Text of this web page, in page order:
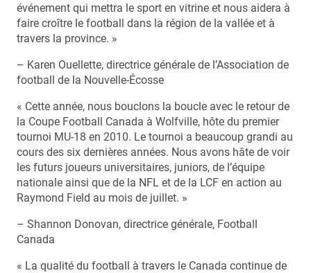
événement qui mettra le sport en vitrine et nous aidera à
faire croître le football dans la région de la vallée et à
travers la province. »
– Karen Ouellette, directrice générale de l’Association de
football de la Nouvelle-Écosse
« Cette année, nous bouclons la boucle avec le retour de
la Coupe Football Canada à Wolfville, hôte du premier
tournoi MU-18 en 2010. Le tournoi a beaucoup grandi au
cours des six dernières années. Nous avons hâte de voir
les futurs joueurs universitaires, juniors, de l’équipe
nationale ainsi que de la NFL et de la LCF en action au
Raymond Field au mois de juillet. »
– Shannon Donovan, directrice générale, Football
Canada
« La qualité du football à travers le Canada continue de